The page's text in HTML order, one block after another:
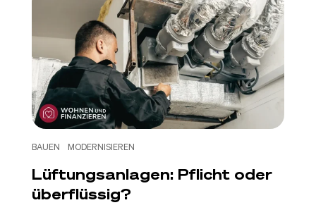
BAUEN MODERNISIEREN
Lüftungsanlagen: Pflicht oder
überflüssig?